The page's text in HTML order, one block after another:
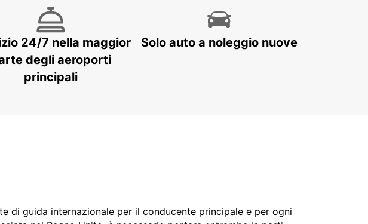
24/7 nella maggior
degli aeroporti
principali
Solo auto a noleggio nuove
di guida internazionale per il conducente principale e per ogni